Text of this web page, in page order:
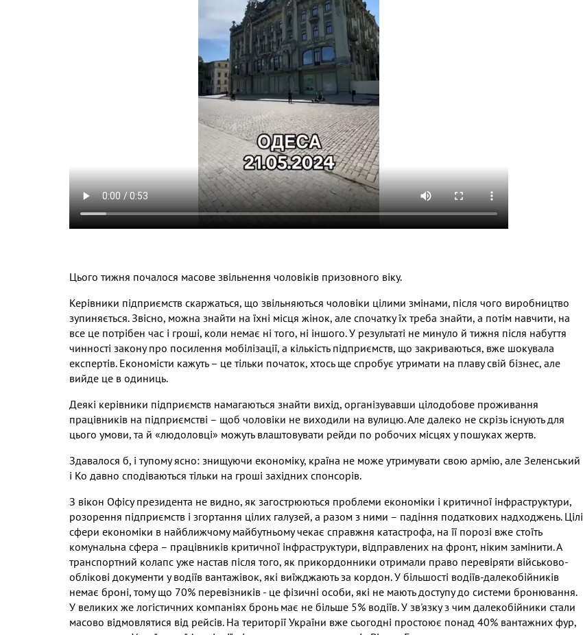
Цього тижня почалося масове звільнення чоловіків призовного віку.
Керівники підприємств скаржаться, що звільняються чоловіки цілими змінами, після чого виробництво
зупиняється.Звісно, можна знайти на їхні місця жінок, але спочаткуїх треба знайти, а потім навчити, на
все це потрібен час і гроші, коли немає ні того, ні іншого.У результаті не минуло й тижня після набуття
чинності закону про посилення мобілізації, а кількість підприємств, що закриваються, вже шокувала
експертів. Економісти кажуть – це тільки початок, хтось ще спробує утримати на плаву свій бізнес, але
вийде це в одиниць.
Деякі керівники підприємств намагаються знайти вихід, організувавши цілодобове проживання
працівників на підприємстві – щоб чоловіки не виходили на вулицю.Але далеко не скрізь існують для
цього умови, та й «людоловці» можуть влаштовувати рейди по робочих місцях у пошуках жертв.
Здавалося б, і тупому ясно: знищуючи економіку, країна не може утримувати свою армію, але Зеленський
і Ко давно сподіваються тільки на гроші західних спонсорів.
З вікон Офісу президента не видно, як загострюються проблеми економіки і критичної інфраструктури,
розорення підприємств і згортання цілих галузей, а разом з ними – падіння податкових надходжень. Цілі
сфери економіки в найближчому майбутньому чекає справжня катастрофа, на її порозі вже стоїть
комунальна сфера – працівників критичної інфраструктури, відправлених на фронт, ніким замінити.А
транспортний колапс уже настав після того, як прикордонники отримали право перевіряти військово-
облікові документи у водіїв вантажівок, які виїжджають за кордон.У більшості водіїв-далекобійників
немає броні, тому що 70% перевізників - це фізичні особи, які не мають доступу до системи бронювання.
У великих же логістичних компаніях бронь має не більше 5% водіїв.У зв'язку з чим далекобійники стали
масово відмовлятися від рейсів. На території України вже сьогодні простоює понад 40% вантажних фур,